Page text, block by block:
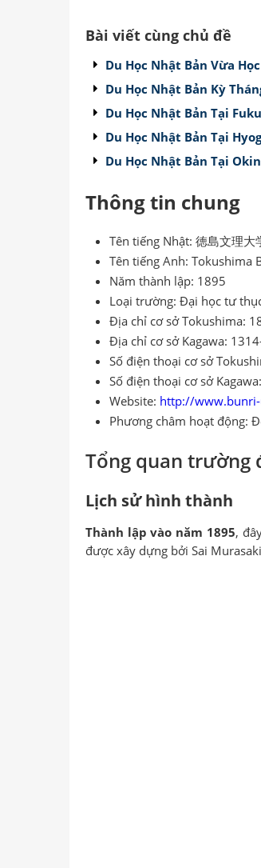
Bài viết cùng chủ đề
Du Học Nhật Bản Vừa
Du Học Nhật Bản Kỳ
Du Học Nhật Bản Tại
Du Học Nhật Bản Tại
Du Học Nhật Bản Tại
Thông tin chung
Tên tiếng Nhật: 徳島文理大
Tên tiếng Anh: Tokushima
Năm thành lập: 1895
Loại trường: Đại học tư
Địa chỉ cơ sở Tokushima:
Địa chỉ cơ sở Kagawa:
Số điện thoại cơ sở
Số điện thoại cơ sở
Website: http://
Phương châm hoạt động:
Tổng quan trường
Lịch sử hình thành
Thành lập vào năm 1895,
được xây dựng bởi Sai